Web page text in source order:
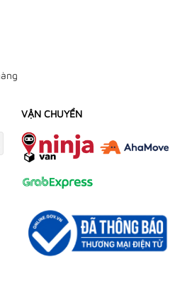
VẬN CHUYỂN